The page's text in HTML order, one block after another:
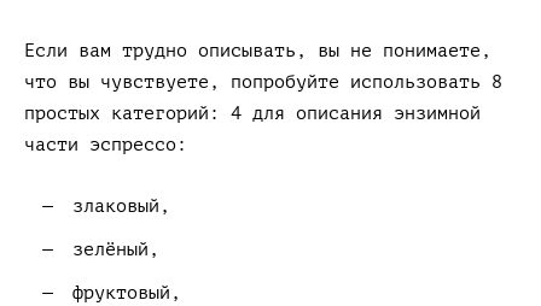
Если вам трудно описывать, вы не понимаете,
что вы чувствуете, попробуйте использовать 8
простых категорий: 4 для описания энзимной
части эспрессо:
злаковый,
зелёный,
фруктовый,